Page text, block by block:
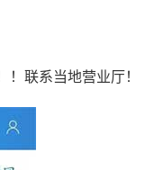
联系当地营业厅！